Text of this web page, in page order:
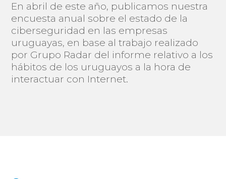
En abril de este año, publicamos nuestra
encuesta anual sobre el estado de la
ciberseguridad en las empresas
uruguayas, en base al trabajo realizado
por Grupo Radar del informe relativo a los
hábitos de los uruguayos a la hora de
interactuar con Internet.